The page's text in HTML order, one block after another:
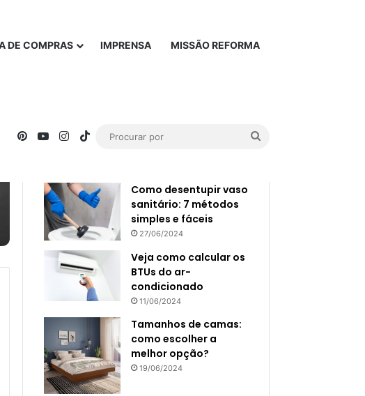
DE COMPRAS IMPRENSA MISSÃO REFORMA
PinterestYouTubeInstagram
TikTok
Popular
Como desentupir vaso
sanitário: 7 métodos
simples e fáceis
27/06/2024
Veja como calcular os
BTUs do ar-
condicionado
11/06/2024
Tamanhos de camas:
como escolher a
melhor opção?
19/06/2024